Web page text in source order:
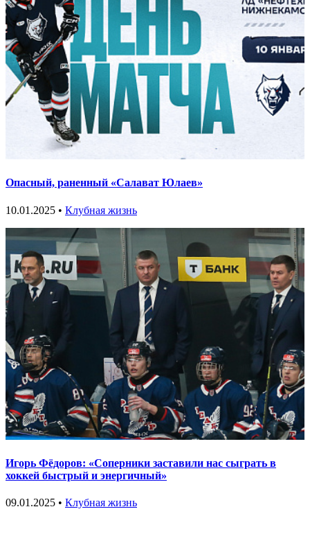
Опасный, раненный «Салават Юлаев»
10.01.2025 • Клубная жизнь
Игорь Фёдоров: «Соперники заставили нас сыграть в
хоккей быстрый и энергичный»
09.01.2025 • Клубная жизнь